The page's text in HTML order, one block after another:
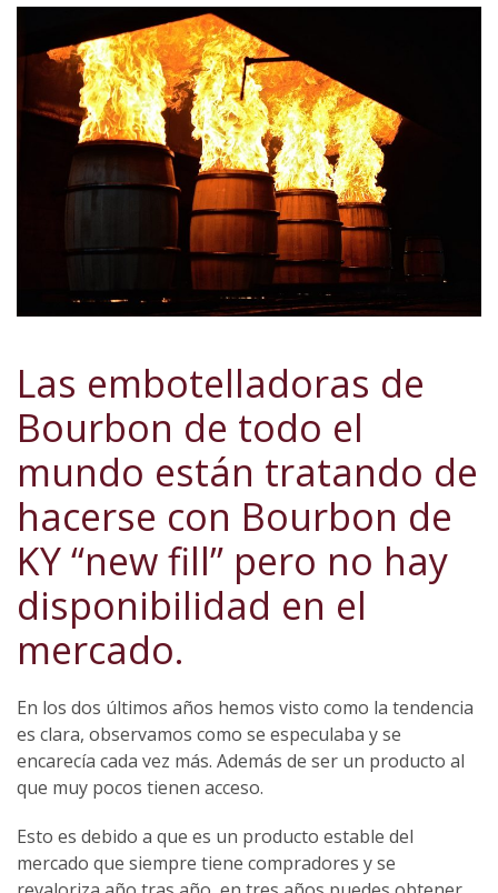
Las embotelladoras de
Bourbon de todo el
mundo están tratando de
hacerse con Bourbon de
KY “new fill” pero no hay
disponibilidad en el
mercado.
En los dos últimos años hemos visto como la tendencia
es clara, observamos como se especulaba y se
encarecía cada vez más. Además de ser un producto al
que muy pocos tienen acceso.
Esto es debido a que es un producto estable del
mercado que siempre tiene compradores y se